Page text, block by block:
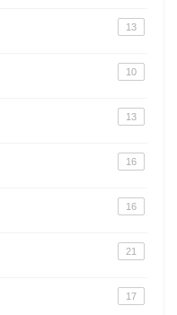
13
10
13
16
16
21
17